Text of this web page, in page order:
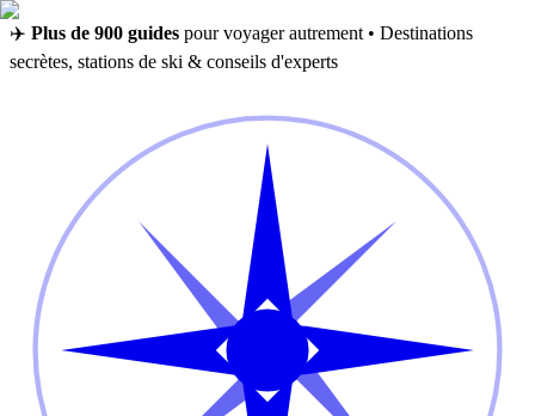
✈️ Plus de 900 guides pour voyager autrement • Destinations
secrètes, stations de ski & conseils d'experts